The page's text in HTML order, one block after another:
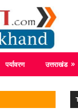
पर्यावरण उत्तराखंड